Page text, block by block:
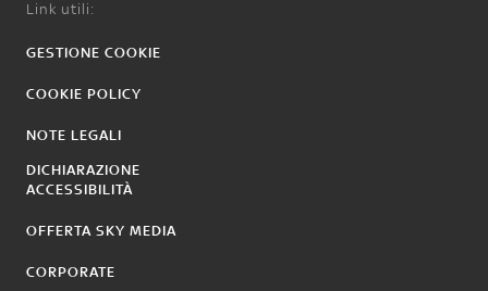
Link utili:
GESTIONE COOKIE
COOKIE POLICY
NOTE LEGALI
DICHIARAZIONE
ACCESSIBILITÀ
OFFERTA SKY MEDIA
CORPORATE